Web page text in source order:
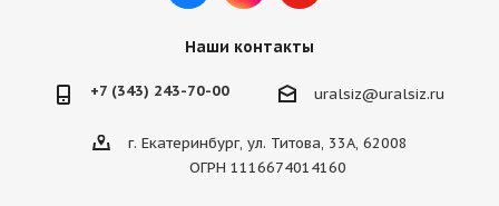
Наши контакты
+7 (343) 243-70-00 uralsiz@uralsiz.ru
г. Екатеринбург, ул. Титова, 33А, 62008
ОГРН 1116674014160